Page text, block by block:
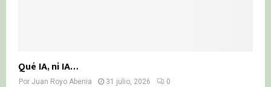
Qué IA, ni IA…
Por Juan Royo Abenia 31 julio, 2026 0